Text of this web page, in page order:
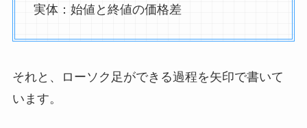
実体：始値と終値の価格差
それと、ローソク足ができる過程を矢印で書いて
います。